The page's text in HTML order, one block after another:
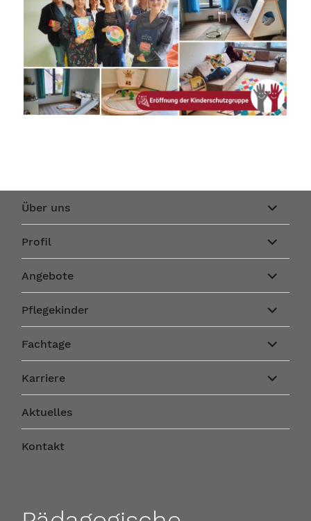
Über uns
anzeigen
Profil
anzeigen
Angebote
anzeigen
Pflegekinder
anzeigen
Fachtage
anzeigen
Karriere
anzeigen
Aktuelles
Kontakt